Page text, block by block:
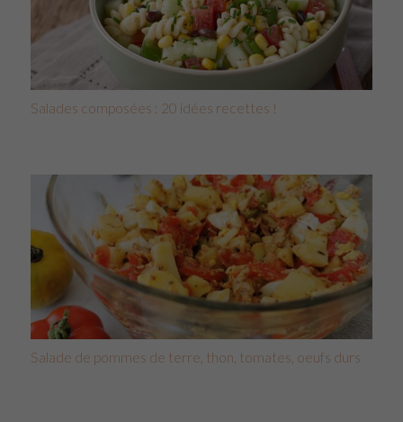
Salades composées : 20 idées recettes !
Salade de pommes de terre, thon, tomates, oeufs durs